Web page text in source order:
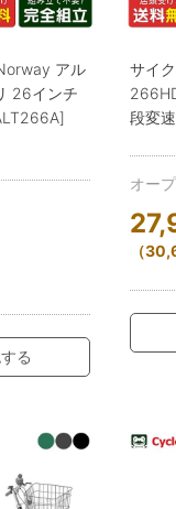
アル
26インチ
る
サイ
段変
オー
（